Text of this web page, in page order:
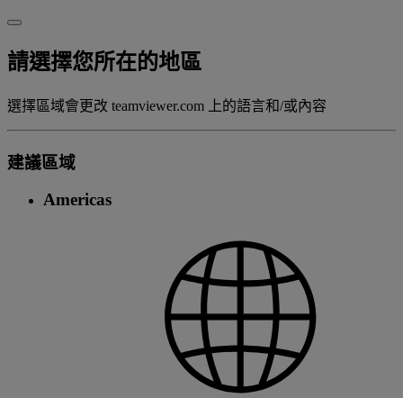
請選擇您所在的地區
選擇區域會更改 teamviewer.com 上的語言和/或內容
建議區域
Americas